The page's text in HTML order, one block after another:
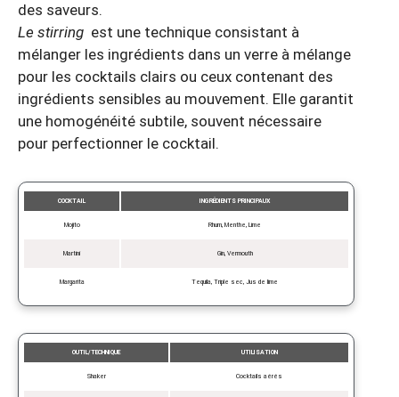
des saveurs.
Le stirring est une technique consistant à
mélanger les ingrédients dans un verre à mélange
pour les cocktails clairs ou ceux contenant des
ingrédients sensibles au mouvement. Elle garantit
une homogénéité subtile, souvent nécessaire
pour perfectionner le cocktail.
COCKTAIL INGRÉDIENTS PRINCIPAUX
Mojito Rhum, Menthe, Lime
Martini Gin, Vermouth
Margarita Tequila, Triple sec, Jus de lime
OUTIL/TECHNIQUE UTILISATION
Shaker Cocktails aérés